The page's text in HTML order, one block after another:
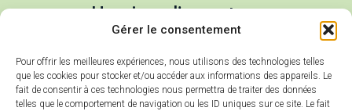
Gérer le consentement
Pour offrir les meilleures expériences, nous utilisons des technologies telles
que les cookies pour stocker et/ou accéder aux informations des appareils. Le
fait de consentir à ces technologies nous permettra de traiter des données
telles que le comportement de navigation ou les ID uniques sur ce site. Le fait
Horaires d'ouverture
Du lundi au vendredi :
et de 13h00 à 17h00
Mercredi :